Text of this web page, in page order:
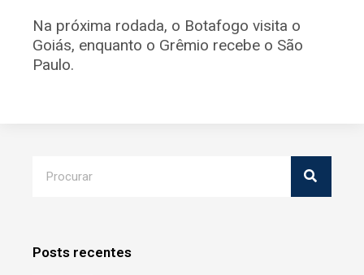
Na próxima rodada, o Botafogo visita o
Goiás, enquanto o Grêmio recebe o São
Paulo.
Posts recentes